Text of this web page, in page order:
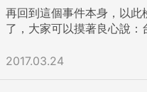
再回到這個事件本身，以此
了，大家可以摸著良心說：
2017.03.24